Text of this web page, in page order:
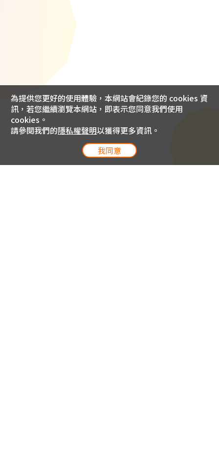
為提供您更好的使用體驗，本網站會紀錄您的 cookies 資
訊，若您繼續瀏覽本網站，即表示您同意我們使用
cookies。
請參閱我們的隱私權聲明以獲得更多資訊。
我同意